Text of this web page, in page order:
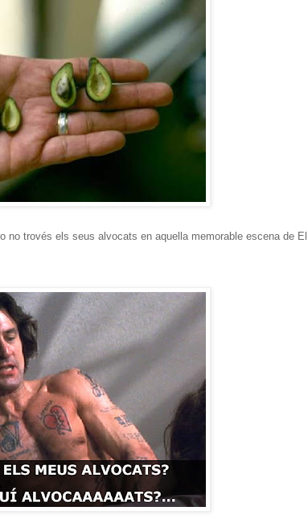
no trovés els seus alvocats en aquella memorable escena de El